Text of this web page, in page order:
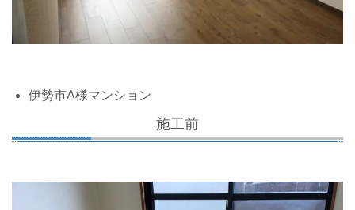
伊勢市A様マンション
施工前